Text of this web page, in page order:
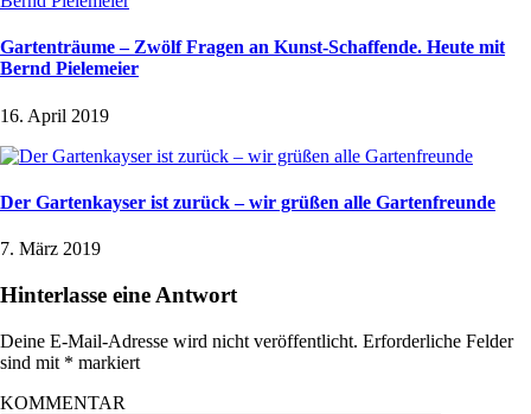
Gartenträume – Zwölf Fragen an Kunst-Schaffende. Heute mit
Bernd Pielemeier
16. April 2019
Der Gartenkayser ist zurück – wir grüßen alle Gartenfreunde
7. März 2019
Hinterlasse eine Antwort
Deine E-Mail-Adresse wird nicht veröffentlicht. Erforderliche Felder
sind mit * markiert
KOMMENTAR